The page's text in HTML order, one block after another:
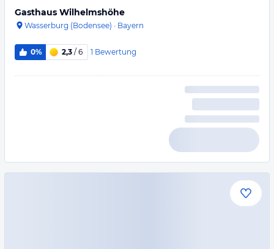
Gasthaus Wilhelmshöhe
Wasserburg (Bodensee) · Bayern
0% 2,3 / 6 1 Bewertung